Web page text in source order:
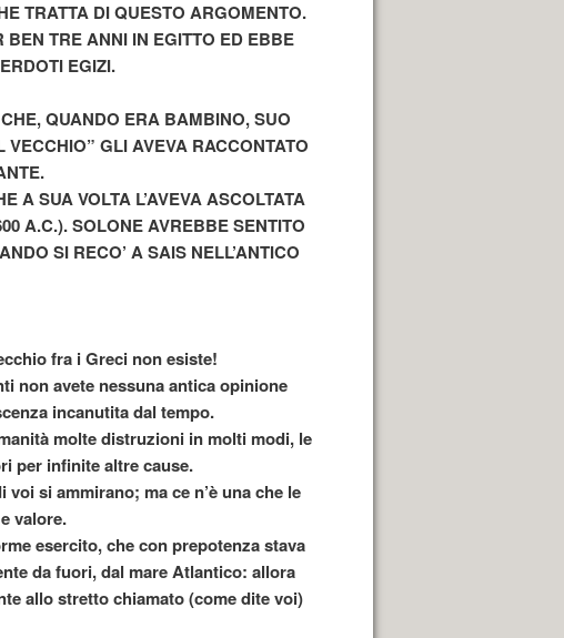
TRATTA DI QUESTO ARGOMENTO.
BEN TRE ANNI IN EGITTO ED EBBE
EGIZI.
QUANDO ERA BAMBINO, SUO
GLI AVEVA RACCONTATO
A SUA VOLTA L’AVEVA ASCOLTATA
A.C.). SOLONE AVREBBE SENTITO
SI RECO’ A SAIS NELL’ANTICO
fra i Greci non esiste!
non avete nessuna antica opinione
incanutita dal tempo.
molte distruzioni in molti modi, le
per infinite altre cause.
si ammirano; ma ce n’è una che le
valore.
esercito, che con prepotenza stava
da fuori, dal mare Atlantico: allora
allo stretto chiamato (come dite voi)
*